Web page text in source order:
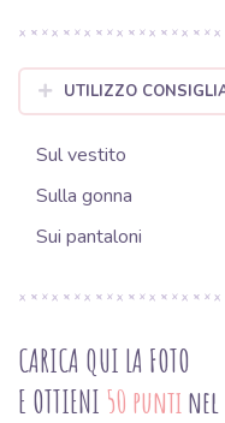
UTILIZZO
Sul vestito
Sulla gonna
Sui pantaloni
CARICA QUI LA FOTO
E OTTIENI 50 punti nel